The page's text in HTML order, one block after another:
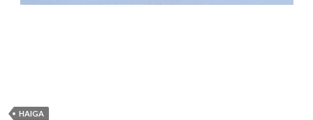
HAIGA